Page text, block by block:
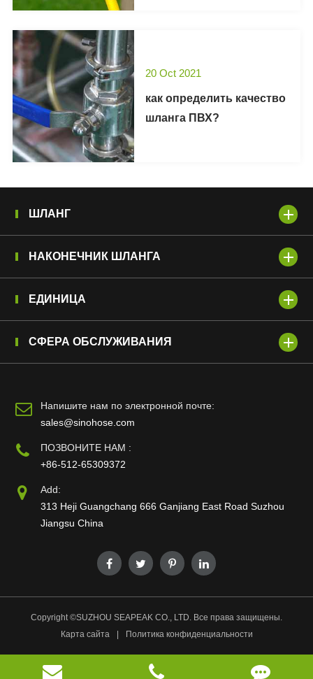
20 Oct 2021
как определить качество
шланга ПВХ?
ШЛАНГ
НАКОНЕЧНИК ШЛАНГА
ЕДИНИЦА
СФЕРА ОБСЛУЖИВАНИЯ
Напишите нам по электронной почте:
sales@sinohose.com
ПОЗВОНИТЕ НАМ :
+86-512-65309372
Add:
313 Heji Guangchang 666 Ganjiang East Road Suzhou
Jiangsu China
Copyright ©SUZHOU SEAPEAK CO., LTD. Все права защищены.
Карта сайта
Политика конфиденциальности